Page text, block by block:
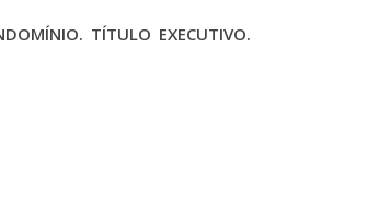
TÍTULO EXECUTIVO.